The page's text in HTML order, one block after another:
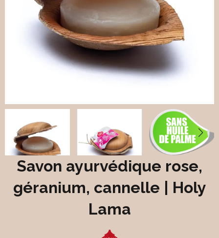
Savon ayurvédique rose,
géranium, cannelle | Holy
Lama